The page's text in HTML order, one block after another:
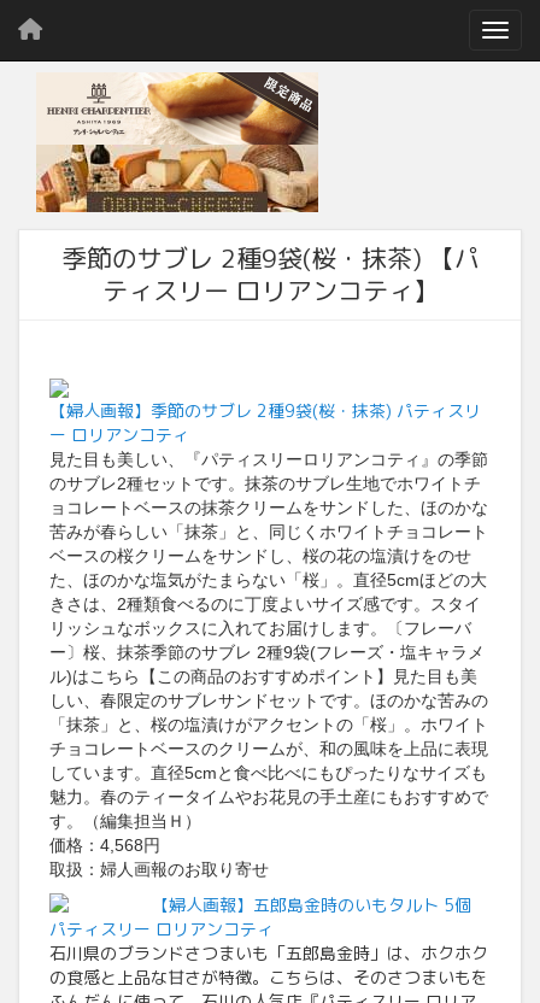
季節のサブレ 2種9袋(桜・抹茶) 【パ
ティスリー ロリアンコティ】
【婦人画報】季節のサブレ 2種9袋(桜・抹茶) パティスリ
ー ロリアンコティ
見た目も美しい、『パティスリーロリアンコティ』の季節
のサブレ2種セットです。抹茶のサブレ生地でホワイトチ
ョコレートベースの抹茶クリームをサンドした、ほのかな
苦みが春らしい「抹茶」と、同じくホワイトチョコレート
ベースの桜クリームをサンドし、桜の花の塩漬けをのせ
た、ほのかな塩気がたまらない「桜」。直径5cmほどの大
きさは、2種類食べるのに丁度よいサイズ感です。スタイ
リッシュなボックスに入れてお届けします。〔フレーバ
ー〕桜、抹茶季節のサブレ 2種9袋(フレーズ・塩キャラメ
ル)はこちら【この商品のおすすめポイント】見た目も美
しい、春限定のサブレサンドセットです。ほのかな苦みの
「抹茶」と、桜の塩漬けがアクセントの「桜」。ホワイト
チョコレートベースのクリームが、和の風味を上品に表現
しています。直径5cmと食べ比べにもぴったりなサイズも
魅力。春のティータイムやお花見の手土産にもおすすめで
す。（編集担当Ｈ）
価格：4,568円
取扱：婦人画報のお取り寄せ
【婦人画報】五郎島金時のいもタルト 5個
パティスリー ロリアンコティ
石川県のブランドさつまいも「五郎島金時」は、ホクホク
の食感と上品な甘さが特徴。こちらは、そのさつまいもを